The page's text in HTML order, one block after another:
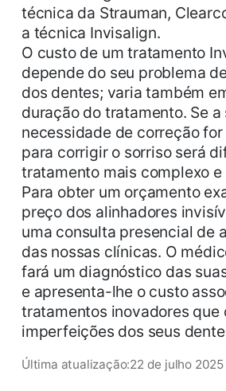
técnica da Strauman,
a técnica Invisalign.
O custo de um tratamento
depende do seu problema
dos dentes; varia também
duração do tratamento. Se a
necessidade de correção
para corrigir o sorriso será
tratamento mais complexo e
Para obter um orçamento
preço dos alinhadores
uma consulta presencial de
das nossas clínicas. O
fará um diagnóstico das
e apresenta-lhe o custo
tratamentos inovadores que
imperfeições dos seus
Última atualização:22 de julho 2025